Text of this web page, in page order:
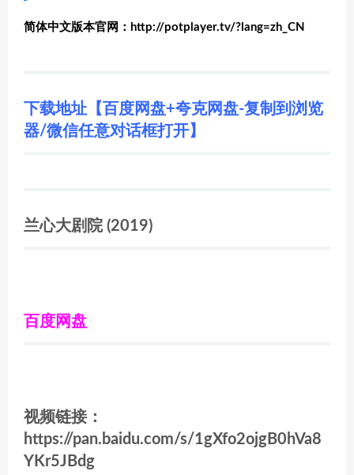
简体中文版本官网：http://potplayer.tv/?lang=zh_CN
下载地址【百度网盘+夸克网盘-复制到浏览
器/微信任意对话框打开】
兰心大剧院 (2019)
百度网盘
视频链接：
https://pan.baidu.com/s/1gXfo2ojgB0hVa8
YKr5JBdg